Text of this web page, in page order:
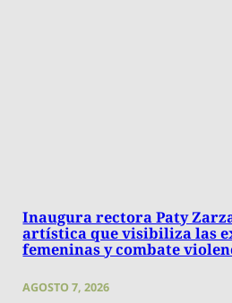
Inaugura rectora Paty
artística que visibiliza las
femeninas y combate
AGOSTO 7, 2026